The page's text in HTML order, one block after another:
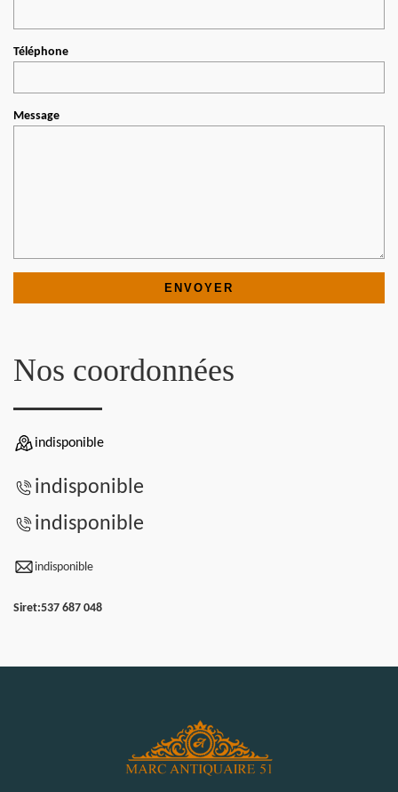
Téléphone
Message
Nos coordonnées
indisponible
indisponible
indisponible
indisponible
Siret:537 687 048